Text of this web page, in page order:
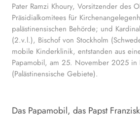
Pater Ramzi Khoury, Vorsitzender des
Präsidialkomitees für
palästinensischen Behörde; und
(2.v.l.), Bischof von Stockholm
mobile Kinderklinik, entstanden aus
Papamobil, am 25. November 2025 in
(Palästinensische Gebiete).
Das Papamobil, das Papst